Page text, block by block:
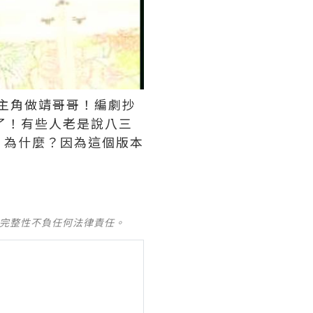
角做靖哥哥！編劇抄
有些人老是說八三
什麼？因為這個版本
整性不負任何法律責任。